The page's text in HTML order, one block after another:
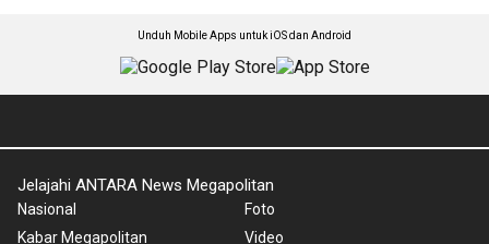
Unduh Mobile Apps untuk iOS dan Android
Jelajahi ANTARA News Megapolitan
Nasional
Kabar Megapolitan
Foto
Video